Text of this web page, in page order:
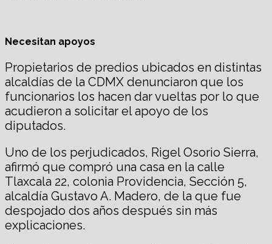
Necesitan apoyos
Propietarios de predios ubicados en distintas
alcaldías de la CDMX denunciaron que los
funcionarios los hacen dar vueltas por lo que
acudieron a solicitar el apoyo de los
diputados.
Uno de los perjudicados, Rigel Osorio Sierra,
afirmó que compró una casa en la calle
Tlaxcala 22, colonia Providencia, Sección 5,
alcaldía Gustavo A. Madero, de la que fue
despojado dos años después sin más
explicaciones.